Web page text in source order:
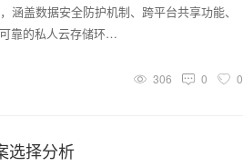
盖数据安全防护机制、跨平台共享功能、
靠的私人云存储环…
306 0 0
选择分析